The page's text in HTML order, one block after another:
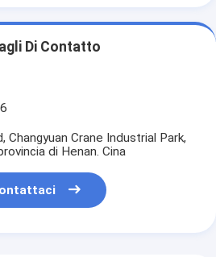
Di Contatto
Changyuan Crane Industrial Park,
di Henan. Cina